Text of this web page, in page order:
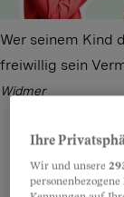
Wer seinem Kind
freiwillig sein
Widmer
Teilen
Ihre
Wir und unsere